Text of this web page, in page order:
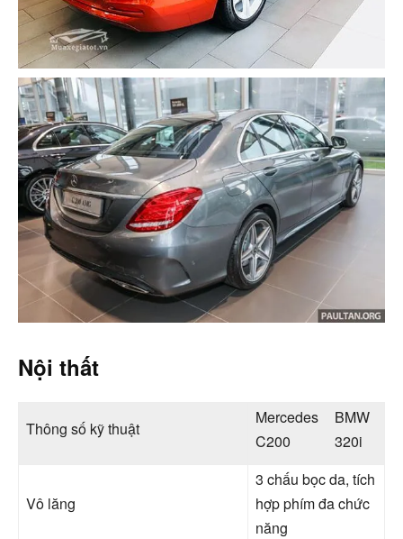
Nội thất
Thông số kỹ thuật
Mercedes
C200
BMW
320i
Vô lăng
3 chấu bọc da, tích
hợp phím đa chức
năng